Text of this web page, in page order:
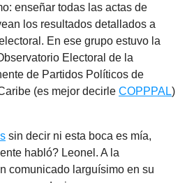
enseñar todas las actas de
los resultados detallados a
En ese grupo estuvo la
Electoral de la
de Partidos Políticos de
(es mejor decirle COPPPAL)
sin decir ni esta boca es mía,
habló? Leonel. A la
comunicado larguísimo en su